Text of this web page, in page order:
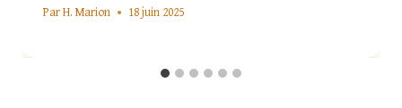
ParH. Marion 18 juin 2025